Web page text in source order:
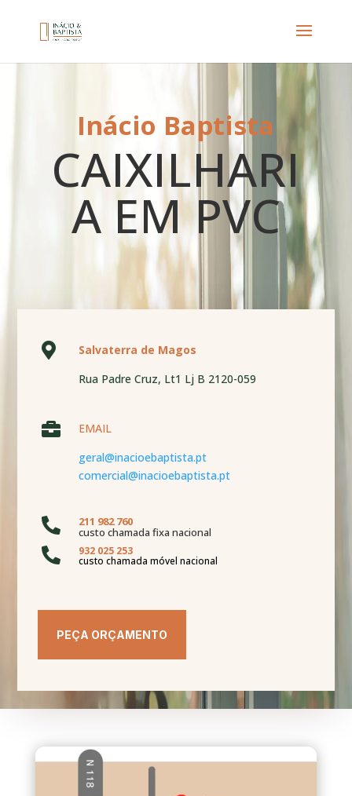
Inácio Baptista
CAIXILHARI
A EM PVC

Salvaterra de Magos
Rua Padre Cruz, Lt1 Lj B 2120-059

EMAIL
geral@inacioebaptista.pt
comercial@inacioebaptista.pt
 211 982 760
custo chamada fixa nacional
 932 025 253
custo chamada móvel nacional
PEÇA ORÇAMENTO